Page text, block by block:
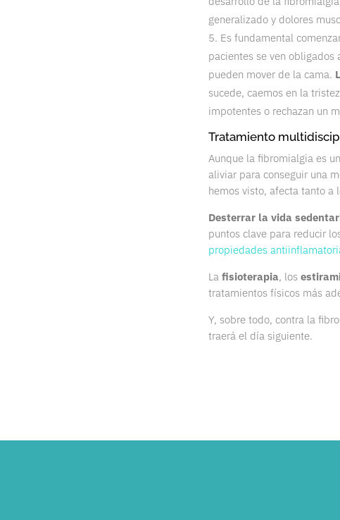
generalizado y dolores
Es fundamental
pacientes se ven obligados
pueden mover de la cama.
sucede, caemos en la
impotentes o rechazan un
Tratamiento
Aunque la fibromialgia es
aliviar para conseguir una
hemos visto, afecta tanto a
Desterrar la vida
puntos clave para reducir
propiedades
La fisioterapia, los
tratamientos físicos más
Y, sobre todo, contra la
traerá el día siguiente.